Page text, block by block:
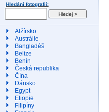
Hledání fotografií:
Alžírsko
Austrálie
Bangladéš
Belize
Benin
Česká republika
Čína
Dánsko
Egypt
Etiopie
Filipíny